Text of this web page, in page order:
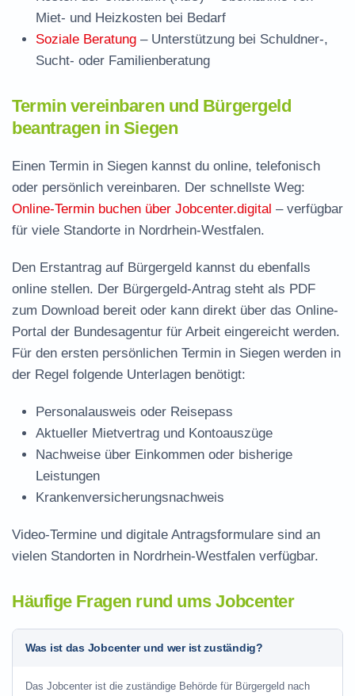
Miet- und Heizkosten bei Bedarf
Soziale Beratung – Unterstützung bei Schuldner-,
Sucht- oder Familienberatung
Termin vereinbaren und Bürgergeld
beantragen in Siegen
Einen Termin in Siegen kannst du online, telefonisch
oder persönlich vereinbaren. Der schnellste Weg:
Online-Termin buchen über Jobcenter.digital – verfügbar
für viele Standorte in Nordrhein-Westfalen.
Den Erstantrag auf Bürgergeld kannst du ebenfalls
online stellen. Der Bürgergeld-Antrag steht als PDF
zum Download bereit oder kann direkt über das Online-
Portal der Bundesagentur für Arbeit eingereicht werden.
Für den ersten persönlichen Termin in Siegen werden in
der Regel folgende Unterlagen benötigt:
Personalausweis oder Reisepass
Aktueller Mietvertrag und Kontoauszüge
Nachweise über Einkommen oder bisherige
Leistungen
Krankenversicherungsnachweis
Video-Termine und digitale Antragsformulare sind an
vielen Standorten in Nordrhein-Westfalen verfügbar.
Häufige Fragen rund ums Jobcenter
Was ist das Jobcenter und wer ist zuständig?
Das Jobcenter ist die zuständige Behörde für Bürgergeld nach